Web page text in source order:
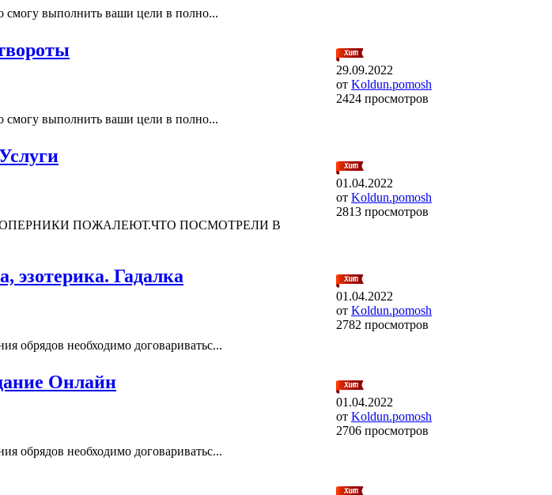
смогу выполнить ваши цели в полно...
смогу выполнить ваши цели в полно...
29.09.2022
от Koldun.pomosh
2424 просмотров
ПОЖАЛЕЮТ.ЧТО ПОСМОТРЕЛИ В
01.04.2022
от Koldun.pomosh
2813 просмотров
Гадалка
обрядов необходимо договариватьс...
01.04.2022
от Koldun.pomosh
2782 просмотров
Онлайн
обрядов необходимо договариватьс...
01.04.2022
от Koldun.pomosh
2706 просмотров